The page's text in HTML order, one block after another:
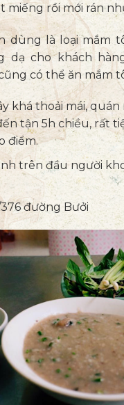
miếng rồi mới rán
dùng là loại mắm
dạ cho khách
có thể ăn mắm
khá thoải mái,
tận 5h chiều, rất
điểm.
trên đầu người
đường Bưởi